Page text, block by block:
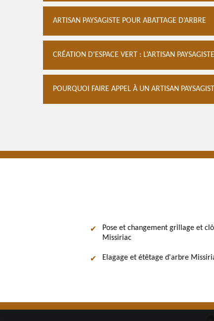
ARTISAN PAYSAGISTE POUR ABATTAGE D’ARBRE
CRÉATION D’ESPACE VERT : L’ARTISAN
POURQUOI FAIRE APPEL À UN ARTISAN
Pose et changement grillage et
Missiriac
Elagage et étêtage d'arbre